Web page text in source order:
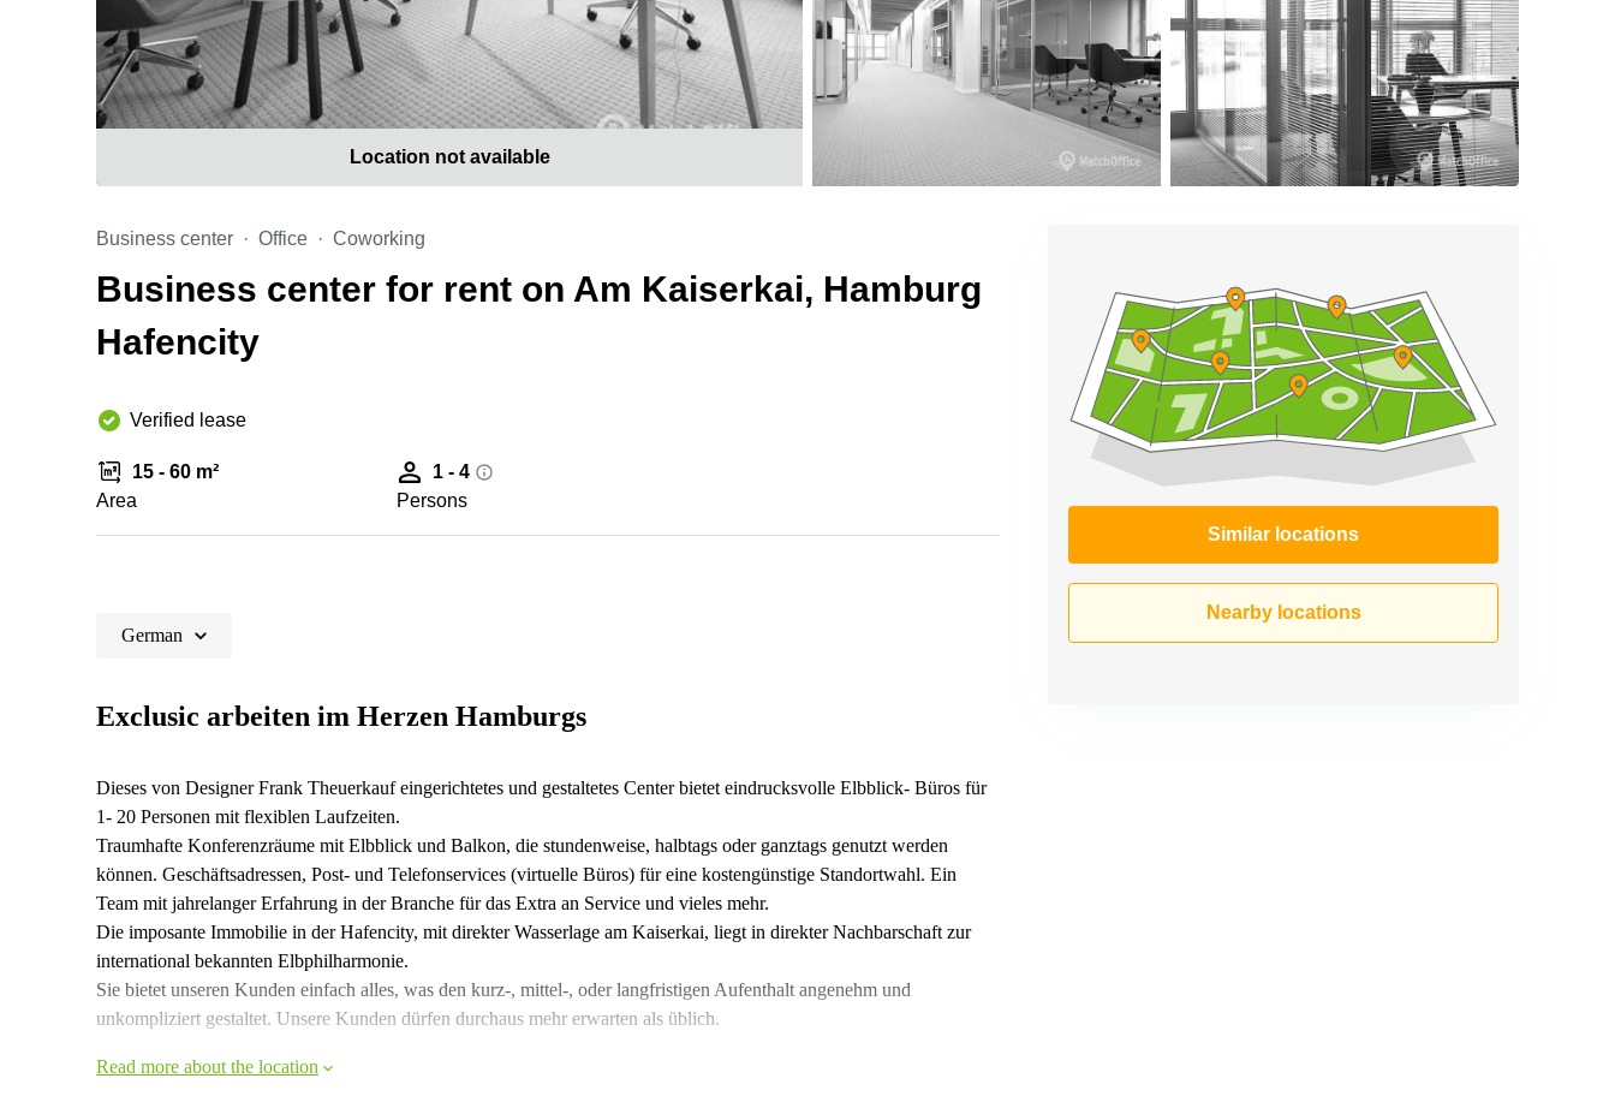
Location not available
Business center Office Coworking
Business center for rent on Am Kaiserkai, Hamburg
Hafencity
Verified lease
15 - 60 m²
Area
1 - 4
Persons
Similar locations
Nearby locations
German
Exclusic arbeiten im Herzen Hamburgs
Dieses von Designer Frank Theuerkauf eingerichtetes und gestaltetes Center bietet eindrucksvolle Elbblick- Büros für
1- 20 Personen mit flexiblen Laufzeiten.
Traumhafte Konferenzräume mit Elbblick und Balkon, die stundenweise, halbtags oder ganztags genutzt werden
können. Geschäftsadressen, Post- und Telefonservices (virtuelle Büros) für eine kostengünstige Standortwahl. Ein
Team mit jahrelanger Erfahrung in der Branche für das Extra an Service und vieles mehr.
Die imposante Immobilie in der Hafencity, mit direkter Wasserlage am Kaiserkai, liegt in direkter Nachbarschaft zur
international bekannten Elbphilharmonie.
Sie bietet unseren Kunden einfach alles, was den kurz-, mittel-, oder langfristigen Aufenthalt angenehm und
unkompliziert gestaltet. Unsere Kunden dürfen durchaus mehr erwarten als üblich.
Read more about the location